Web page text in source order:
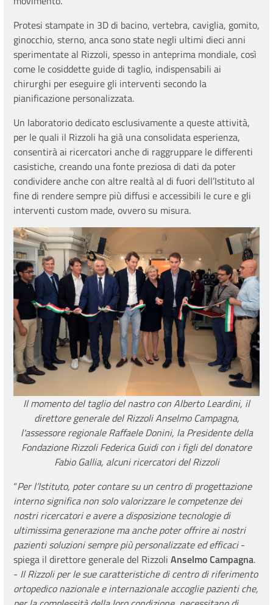
Protesi stampate in 3D di bacino, vertebra, caviglia, gomito,
ginocchio, sterno, anca sono state negli ultimi dieci anni
sperimentate al Rizzoli, spesso in anteprima mondiale, così
come le cosiddette guide di taglio, indispensabili ai
chirurghi per eseguire gli interventi secondo la
pianificazione personalizzata.
Un laboratorio dedicato esclusivamente a queste attività,
per le quali il Rizzoli ha già una consolidata esperienza,
consentirà ai ricercatori anche di raggruppare le differenti
casistiche, creando una fonte preziosa di dati da poter
condividere anche con altre realtà al di fuori dell’Istituto al
fine di rendere sempre più diffusi e accessibili le cure e gli
interventi custom made, ovvero su misura.
Il momento del taglio del nastro con Alberto Leardini, il
direttore generale del Rizzoli Anselmo Campagna,
l'assessore regionale Raffaele Donini, la Presidente della
Fondazione Rizzoli Federica Guidi con i figli del donatore
Fabio Gallia, alcuni ricercatori del Rizzoli
“Per l’Istituto, poter contare su un centro di progettazione
interno significa non solo valorizzare le competenze dei
nostri ricercatori e avere a disposizione tecnologie di
ultimissima generazione ma anche poter offrire ai nostri
pazienti soluzioni sempre più personalizzate ed efficaci-
spiega il direttore generale del Rizzoli Anselmo Campagna.
- Il Rizzoli per le sue caratteristiche di centro di riferimento
ortopedico nazionale e internazionale accoglie pazienti che,